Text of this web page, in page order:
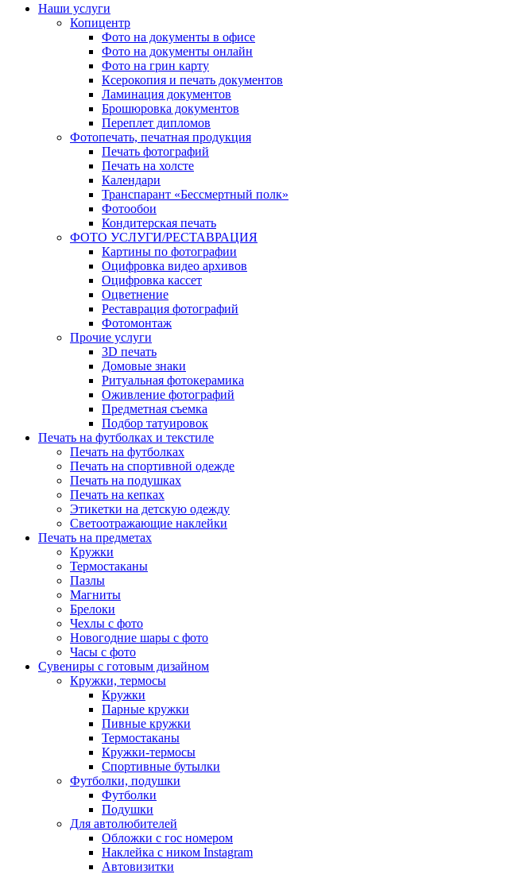
Наши услуги
Копицентр
Фото на документы в офисе
Фото на документы онлайн
Фото на грин карту
Ксерокопия и печать документов
Ламинация документов
Брошюровка документов
Переплет дипломов
Фотопечать, печатная продукция
Печать фотографий
Печать на холсте
Календари
Транспарант «Бессмертный полк»
Фотообои
Кондитерская печать
ФОТО УСЛУГИ/РЕСТАВРАЦИЯ
Картины по фотографии
Оцифровка видео архивов
Оцифровка кассет
Оцветнение
Реставрация фотографий
Фотомонтаж
Прочие услуги
3D печать
Домовые знаки
Ритуальная фотокерамика
Оживление фотографий
Предметная съемка
Подбор татуировок
Печать на футболках и текстиле
Печать на футболках
Печать на спортивной одежде
Печать на подушках
Печать на кепках
Этикетки на детскую одежду
Светоотражающие наклейки
Печать на предметах
Кружки
Термостаканы
Пазлы
Магниты
Брелоки
Чехлы с фото
Новогодние шары с фото
Часы с фото
Сувениры с готовым дизайном
Кружки, термосы
Кружки
Парные кружки
Пивные кружки
Термостаканы
Кружки-термосы
Спортивные бутылки
Футболки, подушки
Футболки
Подушки
Для автолюбителей
Обложки с гос номером
Наклейка с ником Instagram
Автовизитки